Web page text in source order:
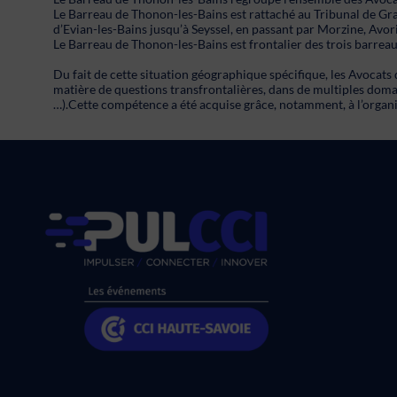
Le Barreau de Thonon-les-Bains est rattaché au Tribunal de
d’Evian-les-Bains jusqu’à Seyssel, en passant par Morzine,
Le Barreau de Thonon-les-Bains est frontalier des trois
Du fait de cette situation géographique spécifique, les
matière de questions transfrontalières, dans de multiples
…).Cette compétence a été acquise grâce, notamment, à